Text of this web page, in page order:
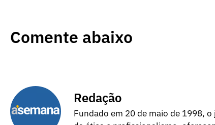
Comente abaixo
Redação
Fundado em 20 de maio de 1998,